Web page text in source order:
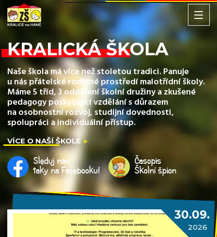
KRALICKÁ ŠKOLA
Naše škola má více než stoletou tradici. Panuje
u nás přátelské rodinné prostředí malotřídní školy.
Máme 5 tříd, 3 oddělení školní družiny a zkušené
pedagogy poskytující vzdělání s důrazem
na osobnostní rozvoj, studijní dovednosti,
spolupráci a individuální přístup.
VÍCE O NAŠÍ ŠKOLE
Sleduj nás
taky na Facebooku!
Časopis
Školní špion
30.09.
2026